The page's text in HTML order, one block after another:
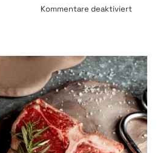
Kommentare deaktiviertfür
169
€* p.P.